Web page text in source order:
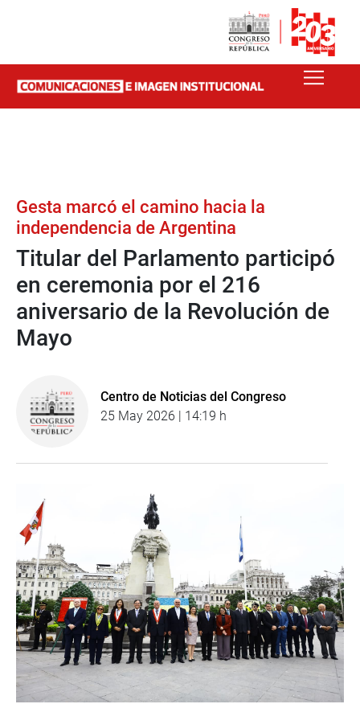
Gesta marcó el camino hacia la
independencia de Argentina
Titular del Parlamento participó
en ceremonia por el 216
aniversario de la Revolución de
Mayo
Centro de Noticias del Congreso
25 May 2026 | 14:19 h